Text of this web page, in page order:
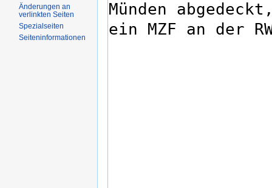
Änderungen an
verlinkten Seiten
Spezialseiten
Seiten­informationen